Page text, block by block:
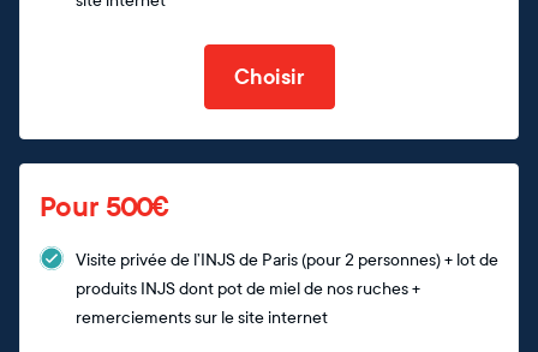
Choisir
Pour 500€
Visite privée de l’INJS de Paris (pour 2 personnes) + lot de
produits INJS dont pot de miel de nos ruches +
remerciements sur le site internet